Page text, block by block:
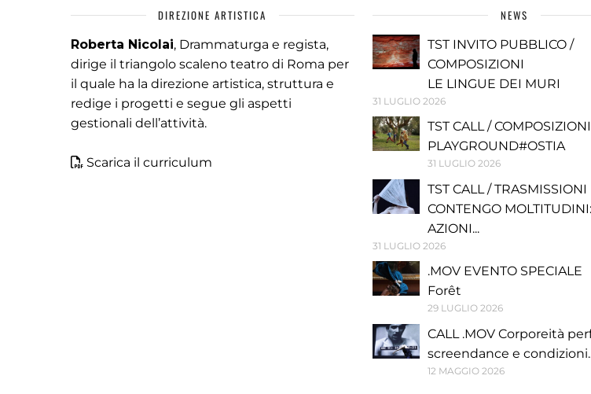
DIREZIONE ARTISTICA
Roberta Nicolai, Drammaturga e regista,
dirige il triangolo scaleno teatro di Roma per
il quale ha la direzione artistica, struttura e
redige i progetti e segue gli aspetti
gestionali dell’attività.
Scarica il curriculum
NEWS
TST INVITO PUBBLICO /
COMPOSIZIONI
LE LINGUE DEI MURI
31 LUGLIO 2026
TST CALL / COMPOSIZIONI
PLAYGROUND#OSTIA
31 LUGLIO 2026
TST CALL / TRASMISSIONI
CONTENGO MOLTITUDINI:
AZIONI...
31 LUGLIO 2026
.MOV EVENTO SPECIALE
Forêt
29 LUGLIO 2026
CALL .MOV Corporeità
screendance e
12 MAGGIO 2026